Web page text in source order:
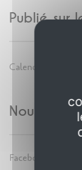
Publié sur
Calendrier 2026
Nous suivre
Facebook